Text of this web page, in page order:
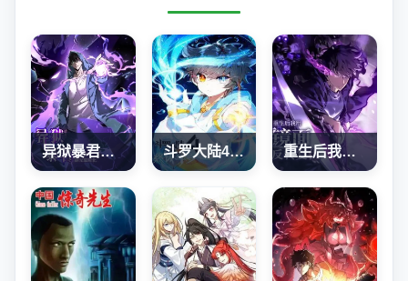
异狱暴君：我的影子能无限进化 斗罗大陆4终极斗罗 重生后我用镜面反转复仇